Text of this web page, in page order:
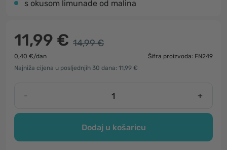
s okusom limunade od malina
11,99 € 14,99 €
0,40 €/dan
Šifra proizvoda: FN249
Najniža cijena u posljednjih 30 dana: 11,99 €
- +
Dodaj u košaricu